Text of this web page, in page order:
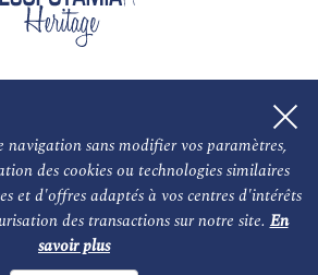
sans modifier vos paramètres,
des cookies ou technologies similaires
et d'offres adaptés à vos centres d'intérêts
des transactions sur notre site.En
savoir plus
NOS PARTENAIRES
et nos experts Les auteurs